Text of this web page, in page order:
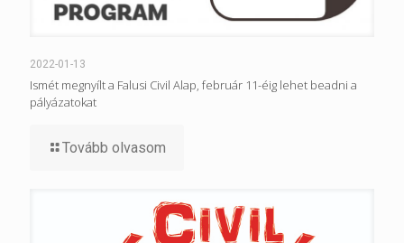
2022-01-13
Ismét megnyílt a Falusi Civil Alap, február 11-éig lehet beadni a
pályázatokat
Tovább olvasom